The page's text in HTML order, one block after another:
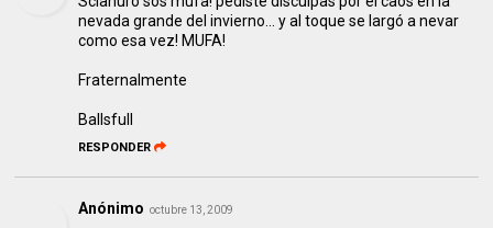
nevada grande del invierno... y al toque se largó a nevar
como esa vez! MUFA!
Fraternalmente
Ballsfull
RESPONDER
Anónimo octubre 13, 2009